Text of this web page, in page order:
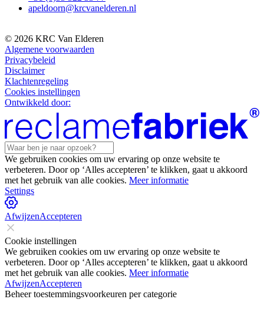
apeldoorn@krcvanelderen.nl
© 2026 KRC Van Elderen
Algemene voorwaarden
Privacybeleid
Disclaimer
Klachtenregeling
Cookies instellingen
Ontwikkeld door:
We gebruiken cookies om uw ervaring op onze website te
verbeteren. Door op ‘Alles accepteren’ te klikken, gaat u akkoord
met het gebruik van alle cookies. Meer informatie
Settings
AfwijzenAccepteren
Cookie instellingen
We gebruiken cookies om uw ervaring op onze website te
verbeteren. Door op ‘Alles accepteren’ te klikken, gaat u akkoord
met het gebruik van alle cookies. Meer informatie
AfwijzenAccepteren
Beheer toestemmingsvoorkeuren per categorie